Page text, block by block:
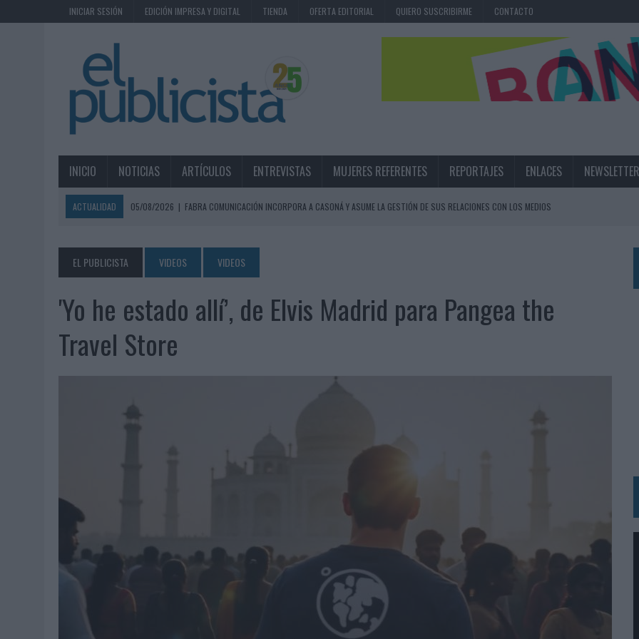
INICIAR SESIÓN EDICIÓN IMPRESA Y DIGITAL TIENDA OFERTA EDITORIAL QUIERO SUSCRIBIRME CONTACTO
INICIO NOTICIAS ARTÍCULOS ENTREVISTAS MUJERES REFERENTES REPORTAJES ENLACES NEWSLETTER
ACTUALIDAD 05/08/2026 | FABRA COMUNICACIÓN INCORPORA A CASONÁ Y ASUME LA GESTIÓN DE SUS RELACIONES CON LOS MEDIOS
MONEDA”
04/08/2026
‘EL PARAÍSO MÁS CERCA’, DE 22GRADOS PARA LOPESAN HOTELS & RESORTS
04/08/2026
‘LA ÚNICA CERVEZA DEL MUNDO QUE SE DISFRUTA DOS VECES’, DE INUSUALY PARA CERVEZA CAPAZ
04/08/2026
‘EL FÚTBOL SIN LAS PERSONAS’, DE DENTSU CREATIVE PARA ORANGE
AUDIBLE REIVINDICA EL PODER TRANSFORMADOR DEL AUDIO EN SU NUEVA CAMPAÑA GLOBAL DE MARCA
‘VUELVE EL FÚTBOL. VUELVE A SOÑAR’, DE VML PARA MOVISTAR
03/08/2026
KFC CONVIERTE LOS UBER EN UN HOMENAJE AL UNIVERSO DE 'LOS SIMPSON'
03/08/2026
03/08/2026
PRESENTADO EL JURADO DE LOS PREMIOS DE MARKETING Y COMUNICACIÓN EN EL SECTOR ASEGURADOR 2026
‘FROZEN DUNKIN’ X CALIPPO®’, AUTOPRODUCCIÓN DE DUNKIN’
MAKING SCIENCE AUMENTA UN 12,8% SUS VENTAS EN EL PRIMER SEMESTRE HASTA LOS 196 MILLONES DE EUROS
31/07/2026
WPP MEDIA SUMA A SU EQUIPO A JUAN ANTONIO ORTIZ COMO MEDIA MANAGEMENT & DELIVERY PRESIDENT
EL PUBLICISTA VIDEOS VIDEOS
'Yo he estado allí’, de Elvis Madrid para Pangea the
Travel Store